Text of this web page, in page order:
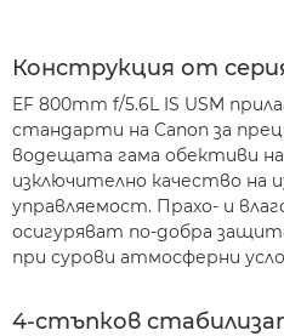
Конструкция от
EF 800mm f/5.6L IS USM
стандарти на Canon за
водещата гама обективи
изключително качество на
управляемост. Прахо- и
осигуряват по-добра
при сурови атмосферни
4-стъпков